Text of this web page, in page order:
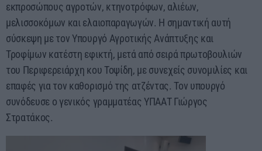
εκπροσώπους αγροτών, κτηνοτρόφων, αλιέων,
μελισσοκόμων και ελαιοπαραγωγών. Η σημαντική αυτή
σύσκεψη με τον Υπουργό Αγροτικής Ανάπτυξης και
Τροφίμων κατέστη εφικτή, μετά από σειρά πρωτοβουλιών
του Περιφερειάρχη κου Τοψίδη, με συνεχείς συνομιλίες και
επαφές για τον καθορισμό της ατζέντας. Τον υπουργό
συνόδευσε ο γενικός γραμματέας ΥΠΑΑΤ Γιώργος
Στρατάκος.